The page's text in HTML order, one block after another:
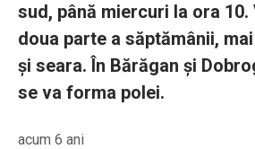
sud, până miercuri la ora 10.
doua parte a săptămânii,
și seara. În Bărăgan și
se va forma polei.
acum 6 ani